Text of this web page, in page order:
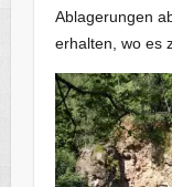
Ablagerungen
erhalten, wo es